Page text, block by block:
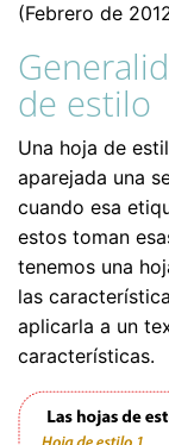
(Febrero de
de estilo
Una hoja de
aparejada una
cuando esa
estos toman
tenemos una
las
aplicarla a un
características.